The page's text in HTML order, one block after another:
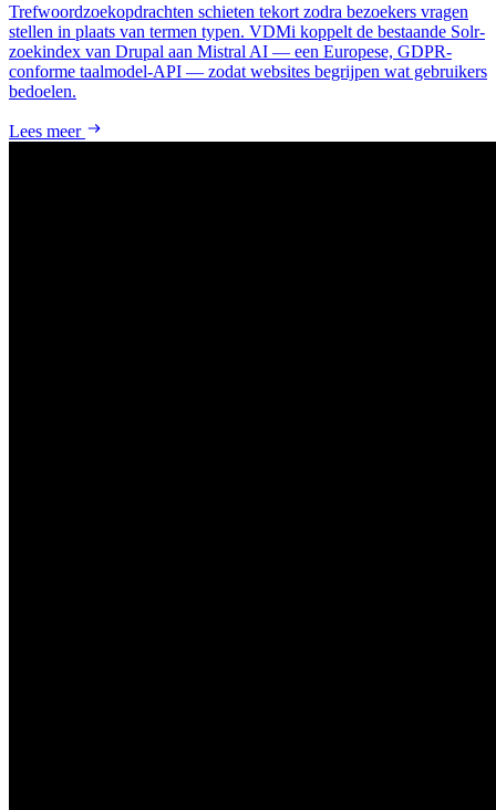
Trefwoordzoekopdrachten schieten tekort zodra bezoekers vragen
stellen in plaats van termen typen. VDMi koppelt de bestaande Solr-
zoekindex van Drupal aan Mistral AI — een Europese, GDPR-
conforme taalmodel-API — zodat websites begrijpen wat gebruikers
bedoelen.
Lees meer